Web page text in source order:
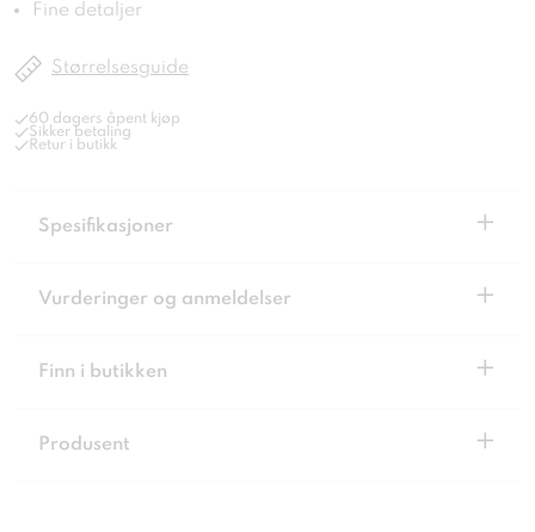
Fine detaljer
Størrelsesguide
60 dagers åpent kjøp
Sikker betaling
Retur i butikk
Spesifikasjoner +
Vurderinger og anmeldelser +
Finn i butikken +
Produsent +